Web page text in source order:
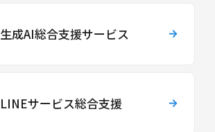
生成AI総合支援サービス
LINEサービス総合支援